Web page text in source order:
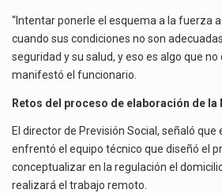
“Intentar ponerle el esquema a la fuerza
cuando sus condiciones no son
seguridad y su salud, y eso es algo que
manifestó el funcionario.
Retos del proceso de elaboración de la
El director de Previsión Social, señaló que
enfrentó el equipo técnico que diseñó el
conceptualizar en la regulación el
realizará el trabajo remoto.